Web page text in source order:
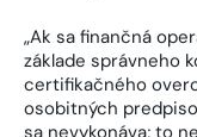
„Ak sa finančná
základe správneho
certifikačného
osobitných
sa nevykonáva; to